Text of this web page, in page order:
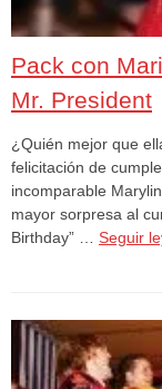
Pack con
Mr. President
¿Quién mejor que
felicitación de
incomparable
mayor sorpresa al
Birthday” … Seguir